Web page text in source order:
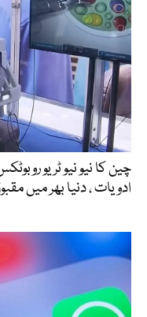
چین کا نیو نیو ٹریو
ادویات ، دنیا بھر میں